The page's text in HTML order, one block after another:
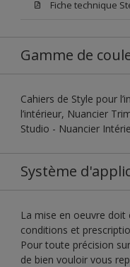
Fiche technique
Gamme de
Cahiers de Style pour
l’intérieur, Nuancier
Studio - Nuancier
Système
La mise en oeuvre
conditions et
Pour toute précision
de bien vouloir vous